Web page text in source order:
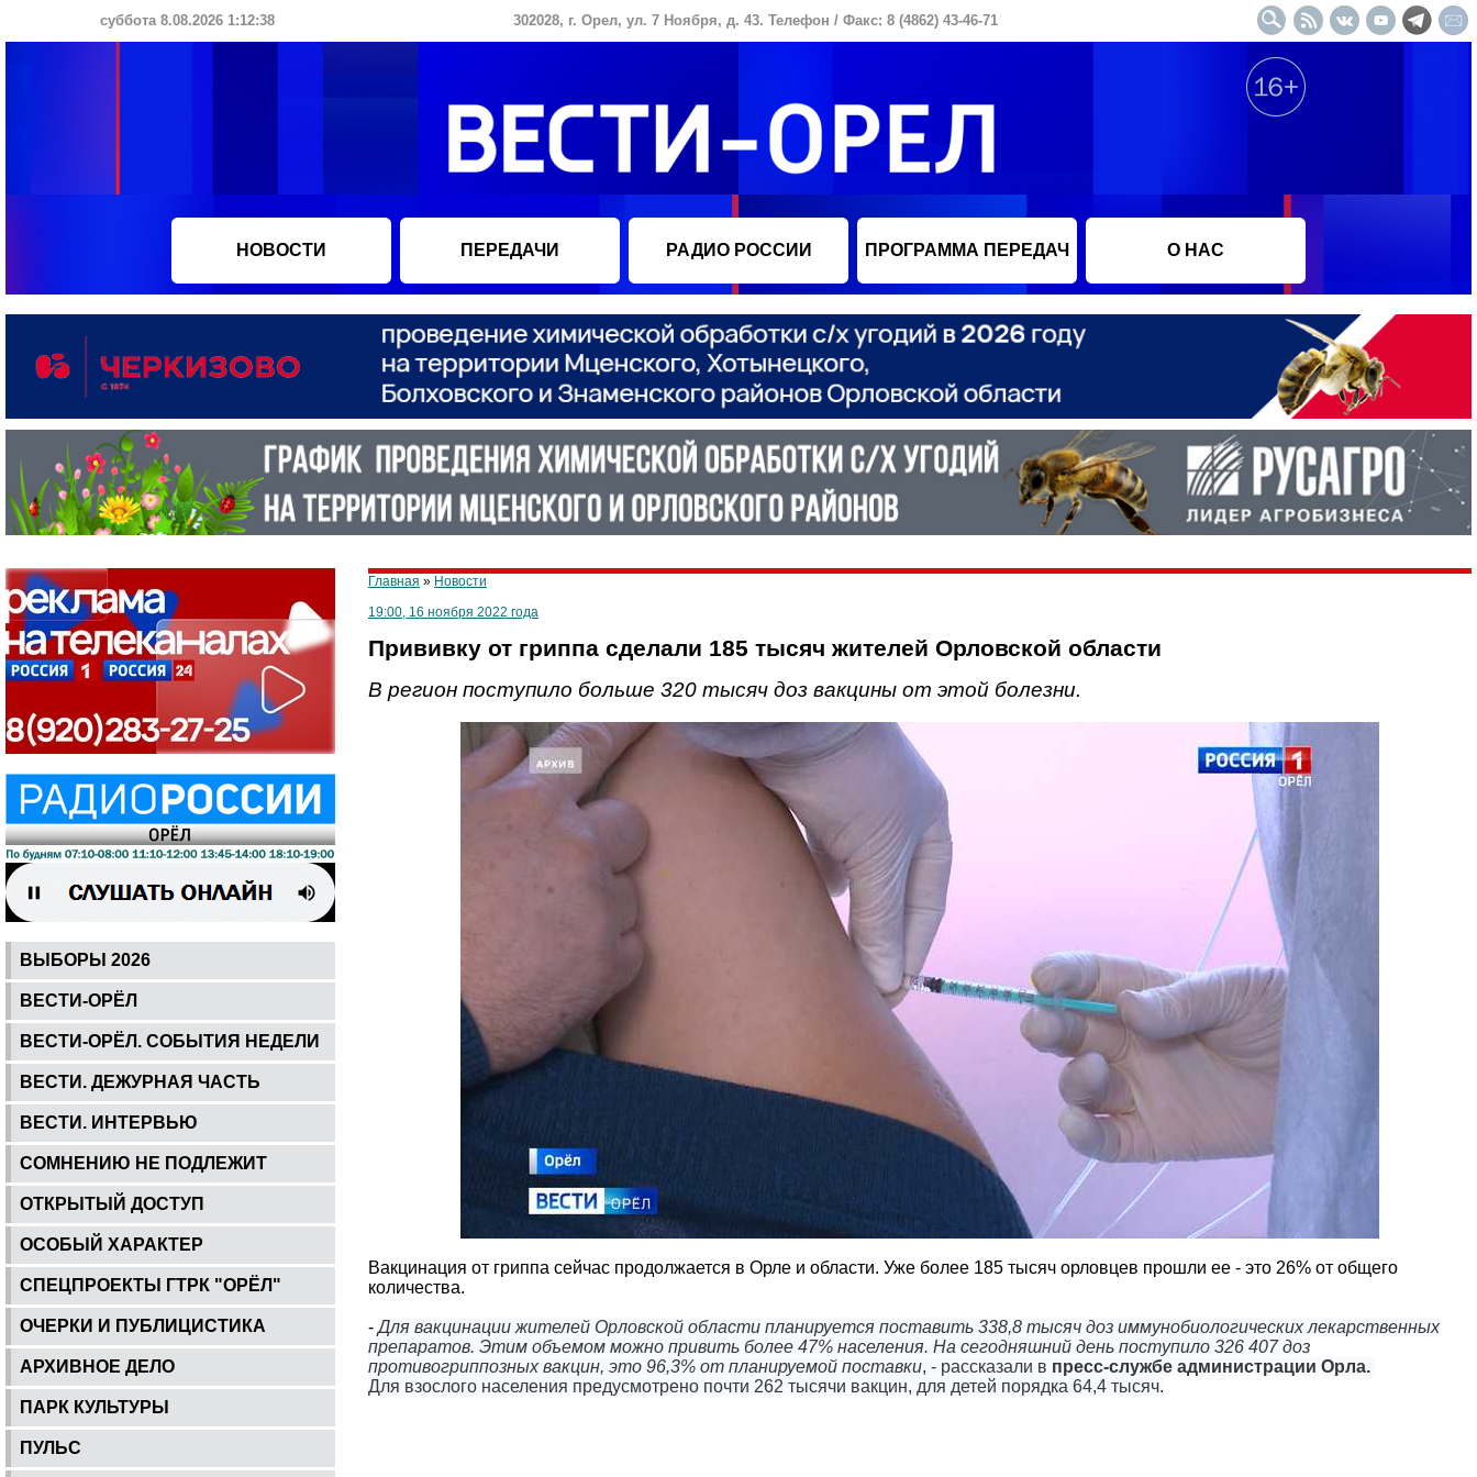
суббота 8.08.2026 1:12:39 302028, г. Орел, ул. 7 Ноября, д. 43. Телефон / Факс: 8 (4862) 43-46-71
НОВОСТИ ПЕРЕДАЧИ РАДИО РОССИИ ПРОГРАММА ПЕРЕДАЧ О НАС
ВЫБОРЫ 2026
ВЕСТИ-ОРЁЛ
ВЕСТИ-ОРЁЛ. СОБЫТИЯ НЕДЕЛИ
ВЕСТИ. ДЕЖУРНАЯ ЧАСТЬ
ВЕСТИ. ИНТЕРВЬЮ
СОМНЕНИЮ НЕ ПОДЛЕЖИТ
ОТКРЫТЫЙ ДОСТУП
ОСОБЫЙ ХАРАКТЕР
СПЕЦПРОЕКТЫ ГТРК "ОРЁЛ"
ОЧЕРКИ И ПУБЛИЦИСТИКА
АРХИВНОЕ ДЕЛО
ПАРК КУЛЬТУРЫ
ПУЛЬС
Главная » Новости
19:00, 16 ноября 2022 года
Прививку от гриппа сделали 185 тысяч жителей Орловской области
В регион поступило больше 320 тысяч доз вакцины от этой болезни.
Вакцинация от гриппа сейчас продолжается в Орле и области. Уже более 185 тысяч орловцев прошли ее - это 26% от общего
количества.
-Для вакцинации жителей Орловской области планируется поставить 338,8 тысяч доз иммунобиологических лекарственных
препаратов. Этим объемом можно привить более 47% населения. На сегодняшний день поступило 326 407 доз
противогриппозных вакцин, это 96,3% от планируемой поставки, - рассказали в пресс-службе администрации Орла.
Для взослого населения предусмотрено почти 262 тысячи вакцин, для детей порядка 64,4 тысяч.